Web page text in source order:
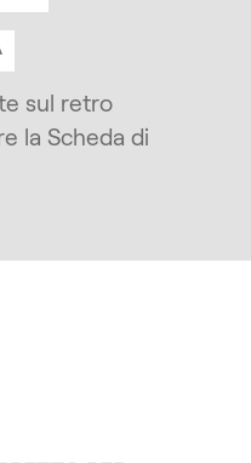
sul retro
la Scheda di